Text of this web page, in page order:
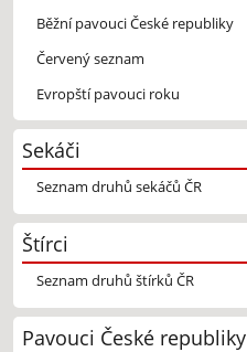
Běžní pavouci České republiky
Červený seznam
Evropští pavouci roku
Sekáči
Seznam druhů sekáčů ČR
Štírci
Seznam druhů štírků ČR
Pavouci České republiky